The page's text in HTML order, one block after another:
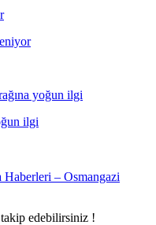
ilgi
edebilirsiniz !